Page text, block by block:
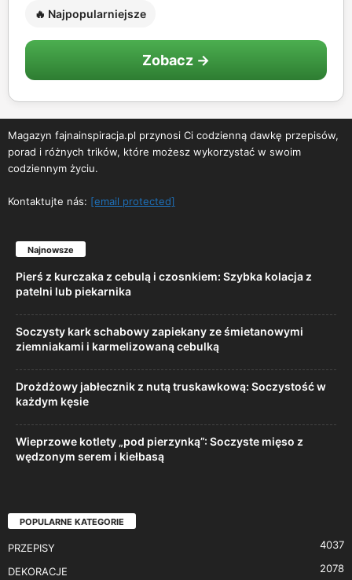
🔥 Najpopularniejsze
Zobacz →
Magazyn fajnainspiracja.pl przynosi Ci codzienną dawkę przepisów,
porad i różnych trików, które możesz wykorzystać w swoim
codziennym życiu.
Kontaktujte nás: [email protected]
Najnowsze
Pierś z kurczaka z cebulą i czosnkiem: Szybka kolacja z
patelni lub piekarnika
Soczysty kark schabowy zapiekany ze śmietanowymi
ziemniakami i karmelizowaną cebulką
Drożdżowy jabłecznik z nutą truskawkową: Soczystość w
każdym kęsie
Wieprzowe kotlety „pod pierzynką”: Soczyste mięso z
wędzonym serem i kiełbasą
POPULARNE KATEGORIE
PRZEPISY 4037
DEKORACJE 2078